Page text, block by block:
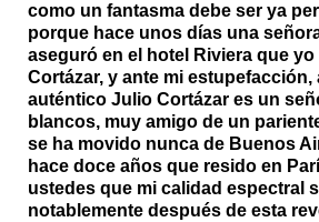
como un fantasma debe ser ya
porque hace unos días una
aseguró en el hotel Riviera que
Cortázar, y ante mi estupefacción,
auténtico Julio Cortázar es un
blancos, muy amigo de un
se ha movido nunca de Buenos
hace doce años que resido en
ustedes que mi calidad espectral
notablemente después de esta